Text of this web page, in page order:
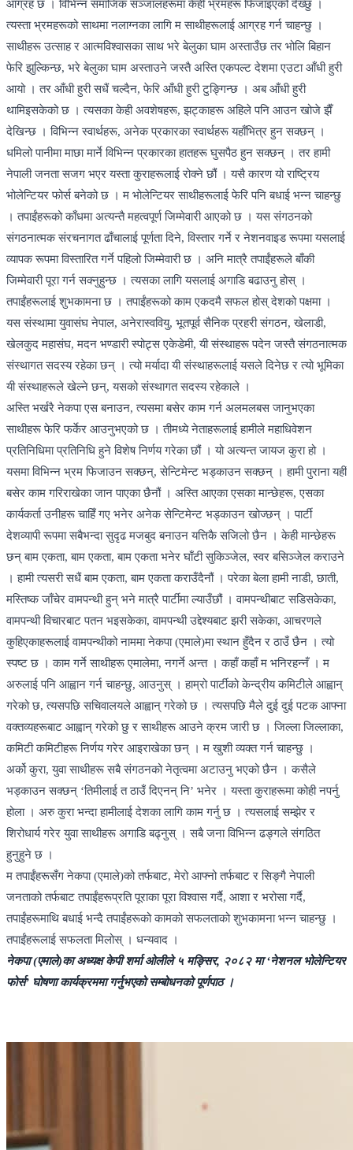
आग्रह छ । विभिन्न समाजिक सञ्जालहरूमा केही भ्रमहरू फिजाइएको देख्छु ।
त्यस्ता भ्रमहरूको साथमा नलाग्नका लागि म साथीहरूलाई आग्रह गर्न चाहन्छु ।
साथीहरू उत्साह र आत्मविश्वासका साथ भरे बेलुका घाम अस्ताउँछ तर भोलि बिहान
फेरि झुल्किन्छ, भरे बेलुका घाम अस्ताउने जस्तै अस्ति एकपल्ट देशमा एउटा आँधी हुरी
आयो । तर आँधी हुरी सधैं चल्दैन, फेरि आँधी हुरी टुङ्गिन्छ । अब आँधी हुरी
थामिइसकेको छ । त्यसका केही अवशेषहरू, झट्काहरू अहिले पनि आउन खोजे झैँ
देखिन्छ । विभिन्न स्वार्थहरू, अनेक प्रकारका स्वार्थहरू यहाँभित्र हुन सक्छन् ।
धमिलो पानीमा माछा मार्ने विभिन्न प्रकारका हातहरू घुसपैठ हुन सक्छन् । तर हामी
नेपाली जनता सजग भएर यस्ता कुराहरूलाई रोक्ने छौंं । यसै कारण यो राष्ट्रिय
भोलेन्टियर फोर्स बनेको छ । म भोलेन्टियर साथीहरूलाई फेरि पनि बधाई भन्न चाहन्छु
। तपाईंहरूको काँधमा अत्यन्तै महत्वपूर्ण जिम्मेवारी आएको छ । यस संगठनको
संगठनात्मक संरचनागत ढाँचालाई पूर्णता दिने, विस्तार गर्ने र नेशनवाइड रूपमा यसलाई
व्यापक रूपमा विस्तारित गर्ने पहिलो जिम्मेवारी छ । अनि मात्रै तपाईंहरूले बाँकी
जिम्मेवारी पूरा गर्न सक्नुहुन्छ । त्यसका लागि यसलाई अगाडि बढाउनु होस् ।
तपाईंहरूलाई शुभकामना छ । तपाईंहरूको काम एकदमै सफल होस् देशको पक्षमा ।
यस संस्थामा युवासंघ नेपाल, अनेरास्ववियु, भूतपूर्व सैनिक प्रहरी संगठन, खेलाडी,
खेलकुद महासंघ, मदन भण्डारी स्पोट्र्स एकेडेमी, यी संस्थाहरू पदेन जस्तै संगठनात्मक
संस्थागत सदस्य रहेका छन् । त्यो मर्यादा यी संस्थाहरूलाई यसले दिनेछ र त्यो भूमिका
यी संस्थाहरूले खेल्ने छन्, यसको संस्थागत सदस्य रहेकाले ।
अस्ति भर्खरै नेकपा एस बनाउन, त्यसमा बसेर काम गर्न अलमलबस जानुभएका
साथीहरू फेरि फर्केर आउनुभएको छ । तीमध्ये नेताहरूलाई हामीले महाधिवेशन
प्रतिनिधिमा प्रतिनिधि हुने विशेष निर्णय गरेका छौं । यो अत्यन्त जायज कुरा हो ।
यसमा विभिन्न भ्रम फिजाउन सक्छन्, सेन्टिमेन्ट भड्काउन सक्छन् । हामी पुराना यहीं
बसेर काम गरिराखेका जान पाएका छैनौं । अस्ति आएका एसका मान्छेहरू, एसका
कार्यकर्ता उनीहरू चाहिँ गए भनेर अनेक सेन्टिमेन्ट भड्काउन खोज्छन् । पार्टी
देशव्यापी रूपमा सबैभन्दा सुदृढ मजबुद बनाउन यत्तिकै सजिलो छैन । केही मान्छेहरू
छन् बाम एकता, बाम एकता, बाम एकता भनेर घाँटी सुकिञ्जेल, स्वर बसिञ्जेल कराउने
। हामी त्यसरी सधैं बाम एकता, बाम एकता कराउँदैनौं । परेका बेला हामी नाडी, छाती,
मस्तिष्क जाँचेर वामपन्थी हुन् भने मात्रै पार्टीमा ल्याउँछौं । वामपन्थीबाट सडिसकेका,
वामपन्थी विचारबाट पतन भइसकेका, वामपन्थी उद्देश्यबाट झरी सकेका, आचरणले
कुहिएकाहरूलाई वामपन्थीको नाममा नेकपा (एमाले)मा स्थान हुँदैन र ठाउँ छैन । त्यो
स्पष्ट छ । काम गर्ने साथीहरू एमालेमा, नगर्ने अन्त । कहाँ कहाँ म भनिरहन्नँ । म
अरुलाई पनि आह्वान गर्न चाहन्छु, आउनुस् । हाम्रो पार्टीको केन्द्रीय कमिटीले आह्वान्
गरेको छ, त्यसपछि सचिवालयले आह्वान् गरेको छ । त्यसपछि मैले दुई दुई पटक आफ्ना
वक्तव्यहरूबाट आह्वान् गरेको छु र साथीहरू आउने क्रम जारी छ । जिल्ला जिल्लाका,
कमिटी कमिटीहरू निर्णय गरेर आइराखेका छन् । म खुशी व्यक्त गर्न चाहन्छु ।
अर्को कुरा, युवा साथीहरू सबै संगठनको नेतृत्वमा अटाउनु भएको छैन । कसैले
भड्काउन सक्छन् ‘तिमीलाई त ठाउँ दिएनन् नि’ भनेर । यस्ता कुराहरूमा कोही नपर्नु
होला । अरु कुरा भन्दा हामीलाई देशका लागि काम गर्नु छ । त्यसलाई सम्झेर र
शिरोधार्य गरेर युवा साथीहरू अगाडि बढ्नुस् । सबै जना विभिन्न ढङ्गले संगठित
हुनुहुने छ ।
म तपाईंहरूसँग नेकपा (एमाले)को तर्फबाट, मेरो आफ्नो तर्फबाट र सिङ्गै नेपाली
जनताको तर्फबाट तपाईंहरूप्रति पूराका पूरा विश्वास गर्दै, आशा र भरोसा गर्दै,
तपाईंहरूमाथि बधाई भन्दै तपाईंहरूको कामको सफलताको शुभकामना भन्न चाहन्छु ।
तपाईंहरूलाई सफलता मिलोस् । धन्यवाद ।
नेकपा (एमाले)का अध्यक्ष केपी शर्मा ओलीले ५ मङ्सिर, २०८२ मा ‘नेशनल भोलेन्टियर
फोर्स’ घोषणा कार्यक्रममा गर्नुभएको सम्बोधनको पूर्णपाठ ।